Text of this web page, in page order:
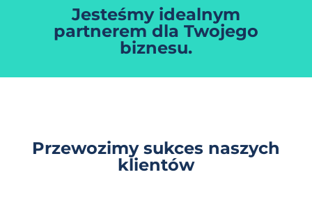
Jesteśmy idealnym
partnerem dla Twojego
biznesu.
Przewozimy sukces naszych
klientów